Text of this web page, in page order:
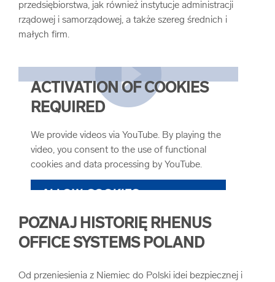
przedsiębiorstwa, jak również instytucje administracji
rządowej i samorządowej, a także szereg średnich i
małych firm.
ACTIVATION OF COOKIES
REQUIRED
We provide videos via YouTube. By playing the
video, you consent to the use of functional
cookies and data processing by YouTube.
ALLOW COOKIES
COOKIE SETTINGS
POZNAJ HISTORIĘ RHENUS
OFFICE SYSTEMS POLAND
Od przeniesienia z Niemiec do Polski idei bezpiecznej i